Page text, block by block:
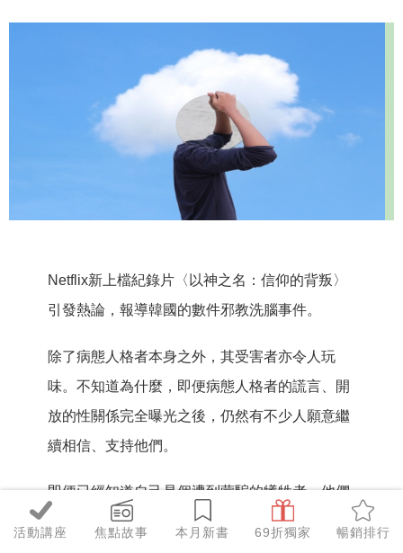
活動講座 焦點故事 本月新書 69折獨家 暢銷排行
Netflix新上檔紀錄片〈以神之名：信仰的背叛〉
引發熱論，報導韓國的數件邪教洗腦事件。
除了病態人格者本身之外，其受害者亦令人玩
味。不知道為什麼，即便病態人格者的謊言、開
放的性關係完全曝光之後，仍然有不少人願意繼
續相信、支持他們。
即便已經知道自己是個遭到蒙騙的犧牲者，他們
仍願意相信對方，這令人感覺很不可思議。腦科